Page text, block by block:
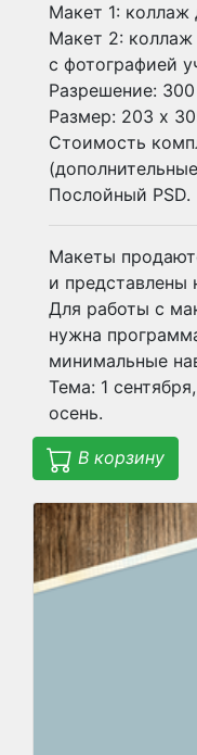
Макет 1: коллаж
Макет 2: коллаж
с фотографией
Разрешение:
Размер: 203 х
Стоимость
Послойный PSD.
Макеты
и представлены
Для работы с
нужна
минимальные
Тема: 1
осень.
В корзину